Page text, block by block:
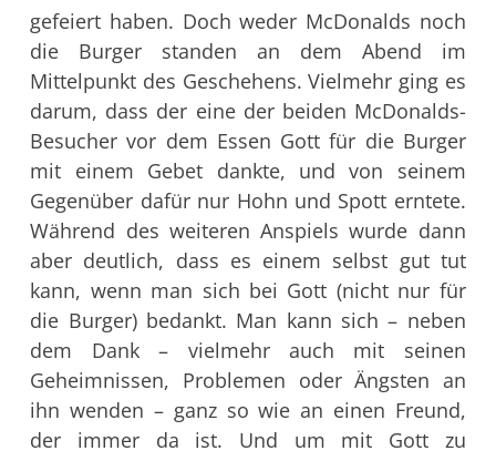
gefeiert haben. Doch weder McDonalds noch
die Burger standen an dem Abend im
Mittelpunkt des Geschehens. Vielmehr ging es
darum, dass der eine der beiden McDonalds-
Besucher vor dem Essen Gott für die Burger
mit einem Gebet dankte, und von seinem
Gegenüber dafür nur Hohn und Spott erntete.
Während des weiteren Anspiels wurde dann
aber deutlich, dass es einem selbst gut tut
kann, wenn man sich bei Gott (nicht nur für
die Burger) bedankt. Man kann sich – neben
dem Dank – vielmehr auch mit seinen
Geheimnissen, Problemen oder Ängsten an
ihn wenden – ganz so wie an einen Freund,
der immer da ist. Und um mit Gott zu